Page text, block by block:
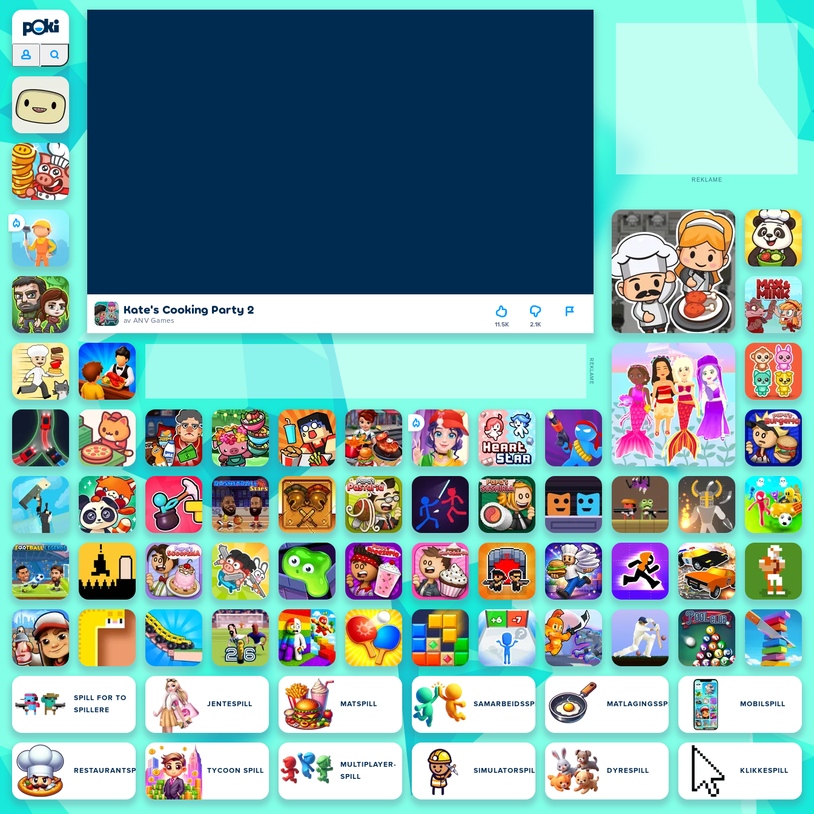
Kate's Cooking Party 2
av ANV Games 11.5K 2.1K
SPILL FOR TO
SPILLERE
JENTESPILL MATSPILL SAMARBEIDSSPILL MATLAGINGSSPILL MOBILSPILL
RESTAURANTSPILL TYCOON SPILL
MULTIPLAYER-
SPILL
SIMULATORSPILL DYRESPILL KLIKKESPILL
REKLAME
REKLAME